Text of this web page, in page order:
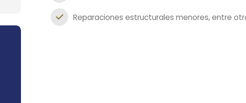
Reparaciones estructurales menores, entre